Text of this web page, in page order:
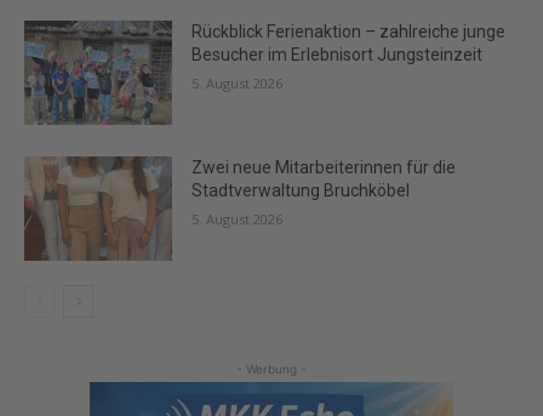
Rückblick Ferienaktion – zahlreiche junge
Besucher im Erlebnisort Jungsteinzeit
5. August 2026
Zwei neue Mitarbeiterinnen für die
Stadtverwaltung Bruchköbel
5. August 2026
- Werbung -